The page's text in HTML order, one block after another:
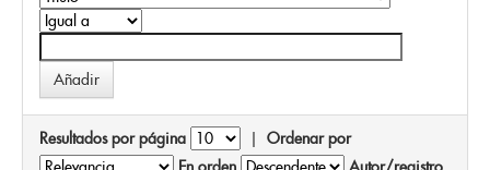
Resultados por página | Ordenar por